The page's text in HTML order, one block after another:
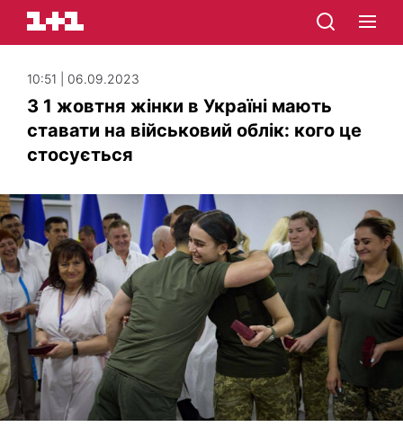
10:51 | 06.09.2023
З 1 жовтня жінки в Україні мають
ставати на військовий облік: кого це
стосується